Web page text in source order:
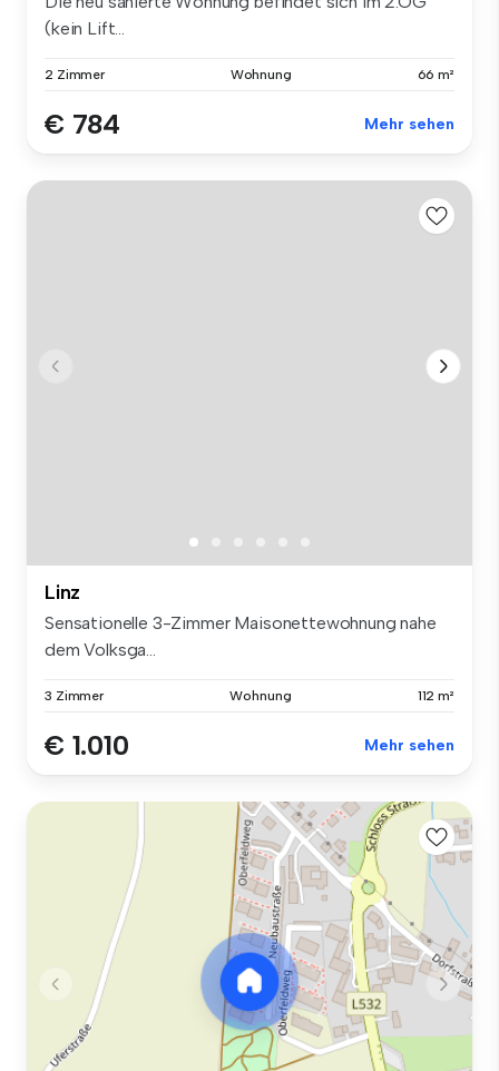
(kein Lift...
2 Zimmer Wohnung 66 m²
€ 784 Mehr sehen
Linz
Sensationelle 3-Zimmer Maisonettewohnung nahe
dem Volksga...
3 Zimmer Wohnung 112 m²
€ 1.010 Mehr sehen